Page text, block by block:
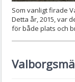
Som vanligt firade
Detta år, 2015, var
för både plats och